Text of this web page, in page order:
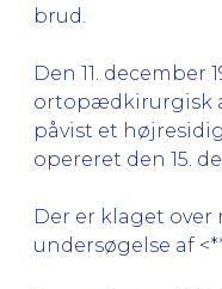
brud.
Den 11. december
ortopædkirurgisk
påvist et
opereret den 15.
Der er klaget over
undersøgelse af